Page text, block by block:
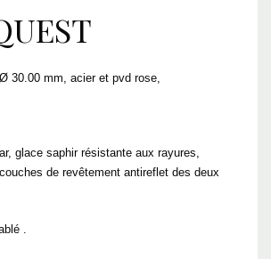
30.00 mm, acier et pvd rose,
glace saphir résistante aux rayures,
de revêtement antireflet des deux
.